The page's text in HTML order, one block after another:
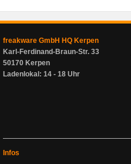
freakware GmbH HQ Kerpen
Karl-Ferdinand-Braun-Str. 33
50170 Kerpen
Ladenlokal: 14 - 18 Uhr
Infos